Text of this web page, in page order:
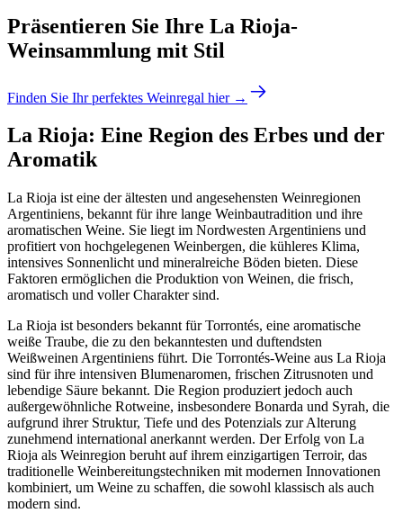
Präsentieren Sie Ihre La Rioja-
Weinsammlung mit Stil
Finden Sie Ihr perfektes Weinregal hier →
La Rioja: Eine Region des Erbes und der
Aromatik
La Rioja ist eine der ältesten und angesehensten Weinregionen
Argentiniens, bekannt für ihre lange Weinbautradition und ihre
aromatischen Weine. Sie liegt im Nordwesten Argentiniens und
profitiert von hochgelegenen Weinbergen, die kühleres Klima,
intensives Sonnenlicht und mineralreiche Böden bieten. Diese
Faktoren ermöglichen die Produktion von Weinen, die frisch,
aromatisch und voller Charakter sind.
La Rioja ist besonders bekannt für Torrontés, eine aromatische
weiße Traube, die zu den bekanntesten und duftendsten
Weißweinen Argentiniens führt. Die Torrontés-Weine aus La Rioja
sind für ihre intensiven Blumenaromen, frischen Zitrusnoten und
lebendige Säure bekannt. Die Region produziert jedoch auch
außergewöhnliche Rotweine, insbesondere Bonarda und Syrah, die
aufgrund ihrer Struktur, Tiefe und des Potenzials zur Alterung
zunehmend international anerkannt werden. Der Erfolg von La
Rioja als Weinregion beruht auf ihrem einzigartigen Terroir, das
traditionelle Weinbereitungstechniken mit modernen Innovationen
kombiniert, um Weine zu schaffen, die sowohl klassisch als auch
modern sind.